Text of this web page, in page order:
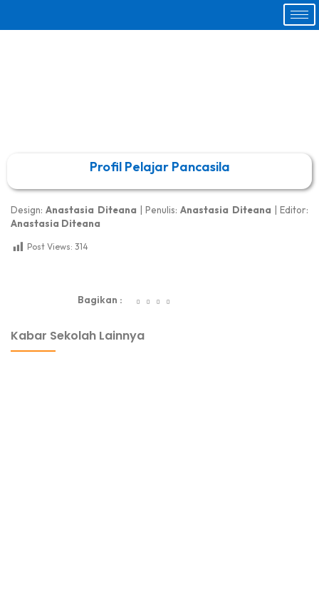
Profil Pelajar Pancasila
Design:Anastasia Diteana | Penulis:Anastasia Diteana | Editor:
Anastasia Diteana
Post Views: 314
Bagikan :
Kabar Sekolah Lainnya